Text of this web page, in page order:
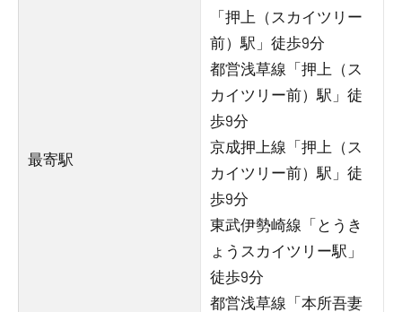
最寄駅
「押上（スカイツリー
前）駅」徒歩9分
都営浅草線「押上（ス
カイツリー前）駅」徒
歩9分
京成押上線「押上（ス
カイツリー前）駅」徒
歩9分
東武伊勢崎線「とうき
ょうスカイツリー駅」
徒歩9分
都営浅草線「本所吾妻